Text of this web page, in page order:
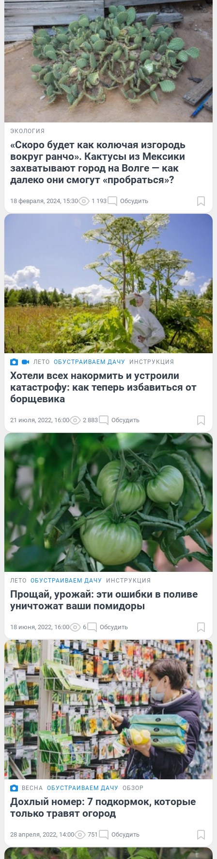
ЭКОЛОГИЯ
«Скоро будет как колючая изгородь
вокруг ранчо». Кактусы из Мексики
захватывают город на Волге — как
далеко они смогут «пробраться»?
18 февраля, 2024, 15:30 1 193 Обсудить
ЛЕТО ОБУСТРАИВАЕМ ДАЧУ ИНСТРУКЦИЯ
Хотели всех накормить и устроили
катастрофу: как теперь избавиться от
борщевика
21 июля, 2022, 16:00 2 883 Обсудить
ЛЕТО ОБУСТРАИВАЕМ ДАЧУ ИНСТРУКЦИЯ
Прощай, урожай: эти ошибки в поливе
уничтожат ваши помидоры
18 июня, 2022, 16:00 6 Обсудить
ВЕСНА ОБУСТРАИВАЕМ ДАЧУ ОБЗОР
Дохлый номер: 7 подкормок, которые
только травят огород
28 апреля, 2022, 14:00 751 Обсудить